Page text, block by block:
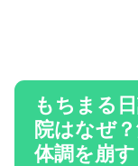
もちまる
院はなぜ
体調を崩す